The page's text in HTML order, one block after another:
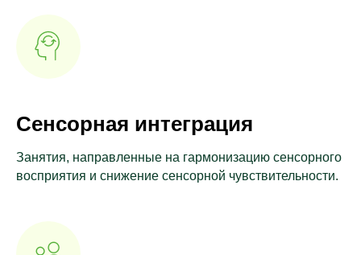
Сенсорная интеграция
Занятия, направленные на гармонизацию сенсорного
восприятия и снижение сенсорной чувствительности.